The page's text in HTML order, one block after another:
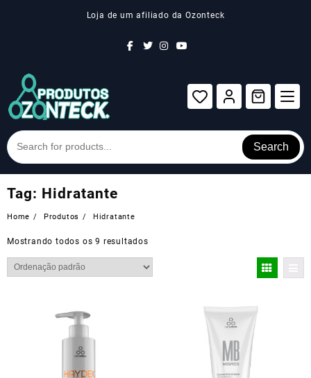
Loja de um afiliado da Ozonteck
Search
Tag: Hidratante
Home Produtos Hidratante
Mostrando todos os 9 resultados